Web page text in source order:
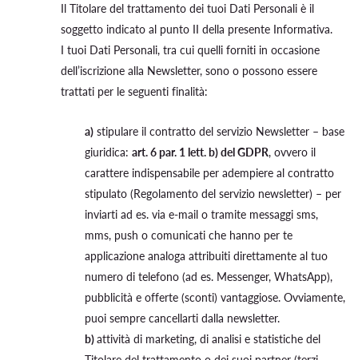
Il Titolare del trattamento dei tuoi Dati Personali è il
soggetto indicato al punto II della presente Informativa.
I tuoi Dati Personali, tra cui quelli forniti in occasione
dell’iscrizione alla Newsletter, sono o possono essere
trattati per le seguenti finalità:
a) stipulare il contratto del servizio Newsletter – base
giuridica: art. 6 par. 1 lett. b) del GDPR, ovvero il
carattere indispensabile per adempiere al contratto
stipulato (Regolamento del servizio newsletter) – per
inviarti ad es. via e-mail o tramite messaggi sms,
mms, push o comunicati che hanno per te
applicazione analoga attribuiti direttamente al tuo
numero di telefono (ad es. Messenger, WhatsApp),
pubblicità e offerte (sconti) vantaggiose. Ovviamente,
puoi sempre cancellarti dalla newsletter.
b)attività di marketing, di analisi e statistiche del